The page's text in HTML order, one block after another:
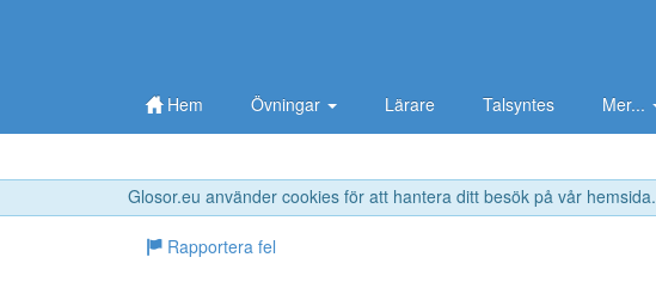
Glosor.eu använder cookies för att hantera ditt besök på vår
Hem Övningar Lärare Talsyntes Mer...
Rapportera fel